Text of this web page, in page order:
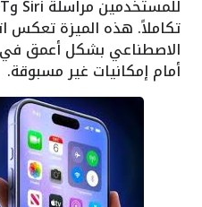
تكاملاً. هذه الميزة تعكس
الاصطناعي بشكل أعمق في
أمام إمكانيات غير مسبوقة.